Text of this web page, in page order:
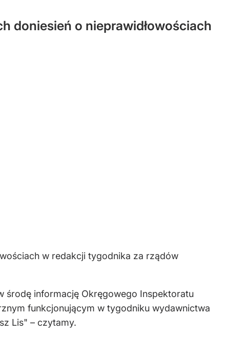
doniesień o nieprawidłowościach
w redakcji tygodnika za rządów
środę informację Okręgowego Inspektoratu
funkcjonującym w tygodniku wydawnictwa
Lis" – czytamy.